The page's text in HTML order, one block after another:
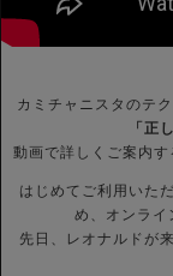
カミチャニスタのテ
「正
動画で詳しくご案内
はじめてご利用いた
め、オンライ
先日、レオナルドが